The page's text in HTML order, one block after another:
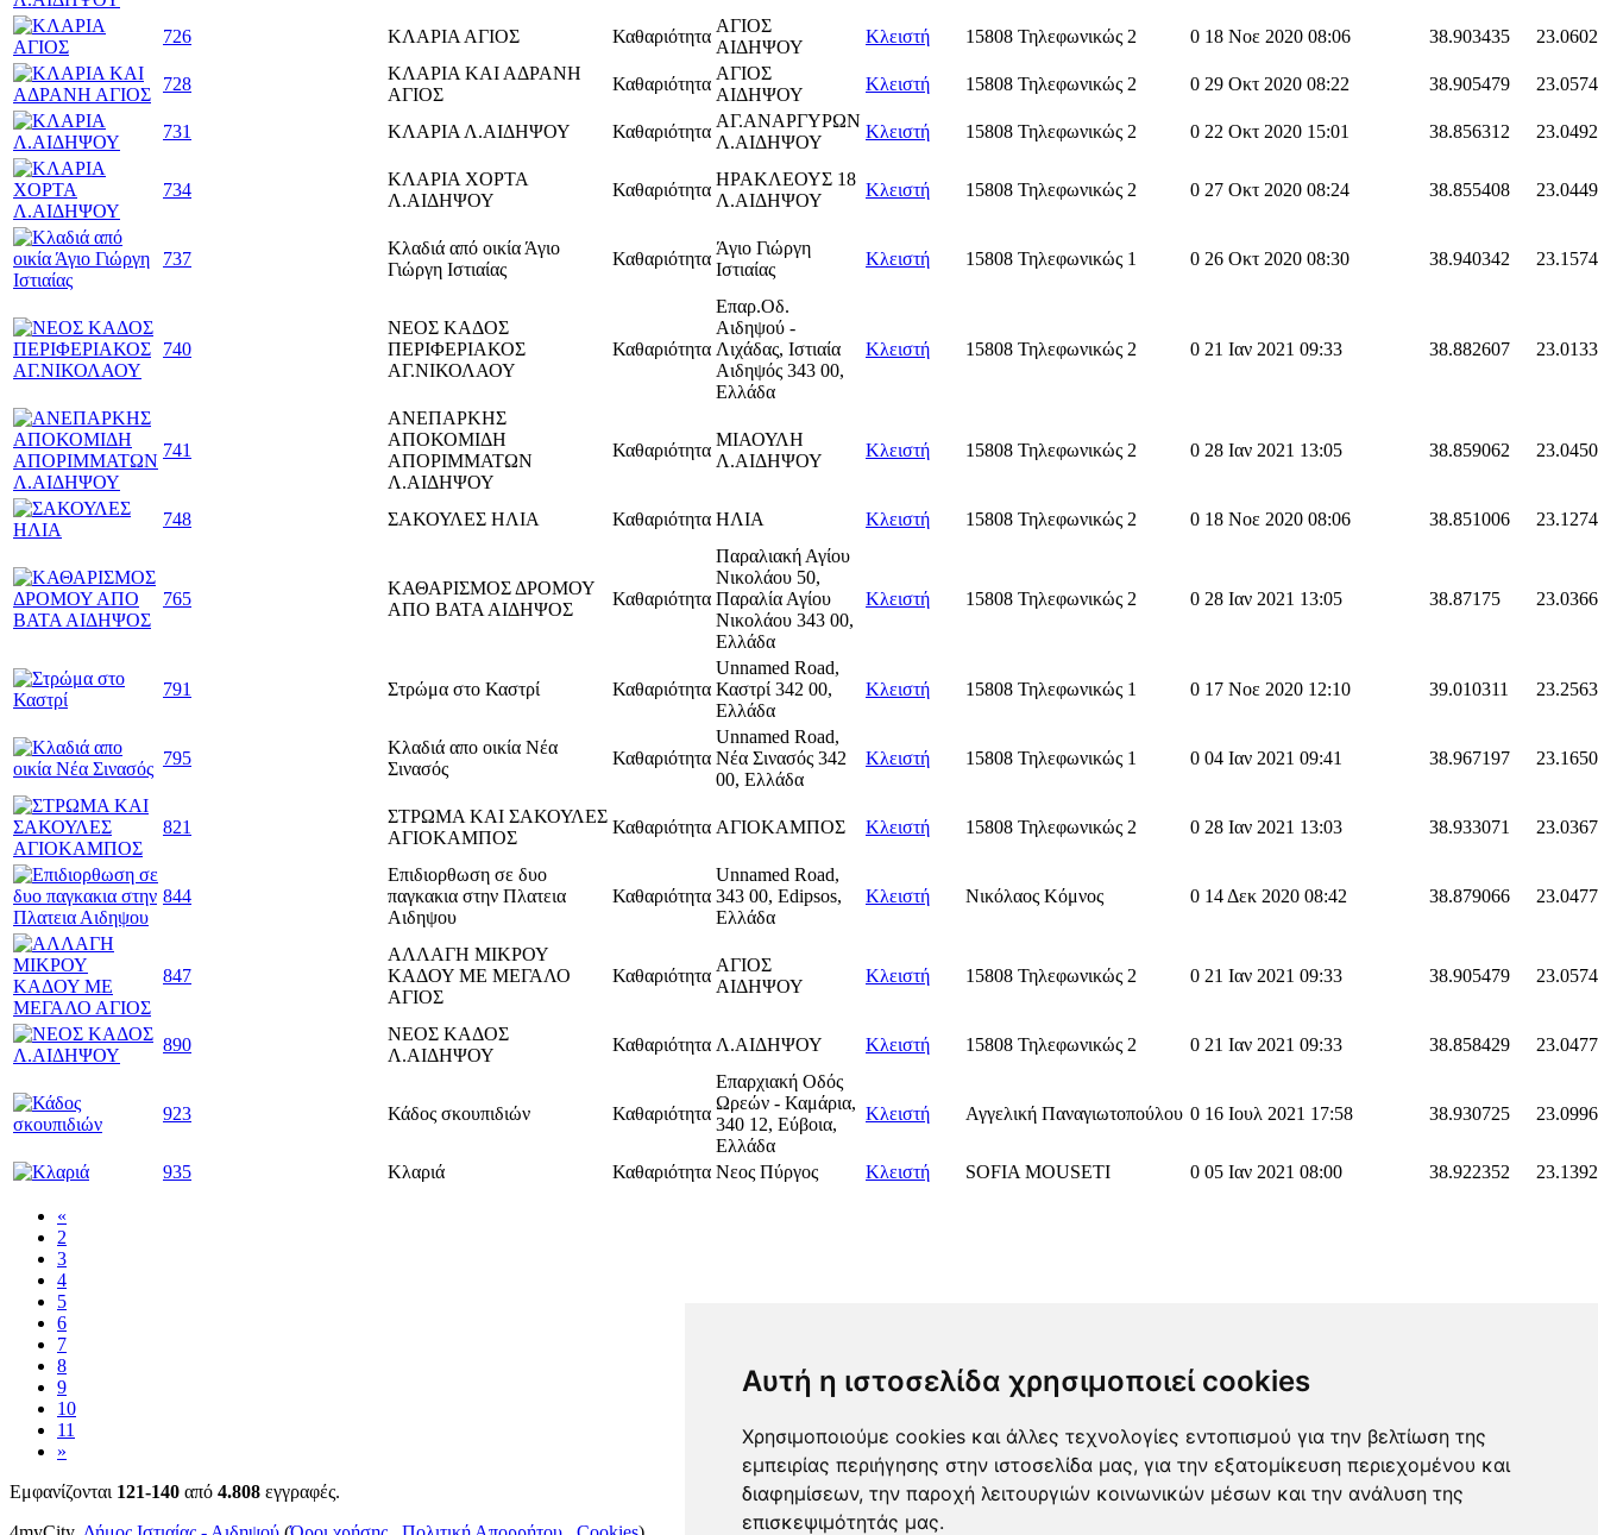
Αυτή η ιστοσελίδα χρησιμοποιεί cookies
Χρησιμοποιούμε cookies και άλλες τεχνολογίες εντοπισμού για την βελτίωση της
εμπειρίας περιήγησης στην ιστοσελίδα μας, για την εξατομίκευση περιεχομένου και
διαφημίσεων, την παροχή λειτουργιών κοινωνικών μέσων και την ανάλυση της
επισκεψιμότητάς μας.
726 ΚΛΑΡΙΑ ΑΓΙΟΣ Καθαριότητα
ΑΓΙΟΣ
ΑΙΔΗΨΟΥ
Κλειστή 15808 Τηλεφωνικώς 2 0 18 Νοε 2020 08:06 38.903435
728
ΚΛΑΡΙΑ ΚΑΙ ΑΔΡΑΝΗ
ΑΓΙΟΣ
Καθαριότητα
ΑΓΙΟΣ
ΑΙΔΗΨΟΥ
Κλειστή 15808 Τηλεφωνικώς 2 0 29 Οκτ 2020 08:22 38.905479
731 ΚΛΑΡΙΑ Λ.ΑΙΔΗΨΟΥ Καθαριότητα
ΑΓ.ΑΝΑΡΓΥΡΩΝ
Λ.ΑΙΔΗΨΟΥ
Κλειστή 15808 Τηλεφωνικώς 2 0 22 Οκτ 2020 15:01 38.856312
734
ΚΛΑΡΙΑ ΧΟΡΤΑ
Λ.ΑΙΔΗΨΟΥ
Καθαριότητα
ΗΡΑΚΛΕΟΥΣ 18
Λ.ΑΙΔΗΨΟΥ
Κλειστή 15808 Τηλεφωνικώς 2 0 27 Οκτ 2020 08:24 38.855408
737
Κλαδιά από οικία Άγιο
Γιώργη Ιστιαίας
Καθαριότητα
Άγιο Γιώργη
Ιστιαίας
Κλειστή 15808 Τηλεφωνικώς 1 0 26 Οκτ 2020 08:30 38.940342
740
ΝΕΟΣ ΚΑΔΟΣ
ΠΕΡΙΦΕΡΙΑΚΟΣ
ΑΓ.ΝΙΚΟΛΑΟΥ
Καθαριότητα
Επαρ.Οδ.
Αιδηψού -
Λιχάδας, Ιστιαία
Αιδηψός 343 00,
Ελλάδα
Κλειστή 15808 Τηλεφωνικώς 2 0 21 Ιαν 2021 09:33 38.882607
741
ΑΝΕΠΑΡΚΗΣ
ΑΠΟΚΟΜΙΔΗ
ΑΠΟΡΙΜΜΑΤΩΝ
Λ.ΑΙΔΗΨΟΥ
Καθαριότητα
ΜΙΑΟΥΛΗ
Λ.ΑΙΔΗΨΟΥ
Κλειστή 15808 Τηλεφωνικώς 2 0 28 Ιαν 2021 13:05 38.859062
748 ΣΑΚΟΥΛΕΣ ΗΛΙΑ Καθαριότητα ΗΛΙΑ Κλειστή 15808 Τηλεφωνικώς 2 0 18 Νοε 2020 08:06 38.851006
765
ΚΑΘΑΡΙΣΜΟΣ ΔΡΟΜΟΥ
ΑΠΟ ΒΑΤΑ ΑΙΔΗΨΟΣ
Καθαριότητα
Παραλιακή Αγίου
Νικολάου 50,
Παραλία Αγίου
Νικολάου 343 00,
Ελλάδα
Κλειστή 15808 Τηλεφωνικώς 2 0 28 Ιαν 2021 13:05 38.87175
791 Στρώμα στο Καστρί Καθαριότητα
Unnamed Road,
Καστρί 342 00,
Ελλάδα
Κλειστή 15808 Τηλεφωνικώς 1 0 17 Νοε 2020 12:10 39.010311
795
Κλαδιά απο οικία Νέα
Σινασός
Καθαριότητα
Unnamed Road,
Νέα Σινασός 342
00, Ελλάδα
Κλειστή 15808 Τηλεφωνικώς 1 0 04 Ιαν 2021 09:41 38.967197
821
ΣΤΡΩΜΑ ΚΑΙ ΣΑΚΟΥΛΕΣ
ΑΓΙΟΚΑΜΠΟΣ
Καθαριότητα ΑΓΙΟΚΑΜΠΟΣ Κλειστή 15808 Τηλεφωνικώς 2 0 28 Ιαν 2021 13:03 38.933071
844
Επιδιορθωση σε δυο
παγκακια στην Πλατεια
Αιδηψου
Καθαριότητα
Unnamed Road,
343 00, Edipsos,
Ελλάδα
Κλειστή Νικόλαος Κόμνος 0 14 Δεκ 2020 08:42 38.879066
847
ΑΛΛΑΓΗ ΜΙΚΡΟΥ
ΚΑΔΟΥ ΜΕ ΜΕΓΑΛΟ
ΑΓΙΟΣ
Καθαριότητα
ΑΓΙΟΣ
ΑΙΔΗΨΟΥ
Κλειστή 15808 Τηλεφωνικώς 2 0 21 Ιαν 2021 09:33 38.905479
890
ΝΕΟΣ ΚΑΔΟΣ
Λ.ΑΙΔΗΨΟΥ
Καθαριότητα Λ.ΑΙΔΗΨΟΥ Κλειστή 15808 Τηλεφωνικώς 2 0 21 Ιαν 2021 09:33 38.858429
923 Κάδος σκουπιδιών Καθαριότητα
Επαρχιακή Οδός
Ωρεών - Καμάρια,
340 12, Εύβοια,
Ελλάδα
Κλειστή Αγγελική Παναγιωτοπούλου 0 16 Ιουλ 2021 17:58 38.930725
935 Κλαριά Καθαριότητα Νεος Πύργος Κλειστή SOFIA MOUSETI 0 05 Ιαν 2021 08:00 38.922352
«
2
3
4
5
6
7
8
9
10
11
»
Εμφανίζονται 121-140 από 4.808 εγγραφές.